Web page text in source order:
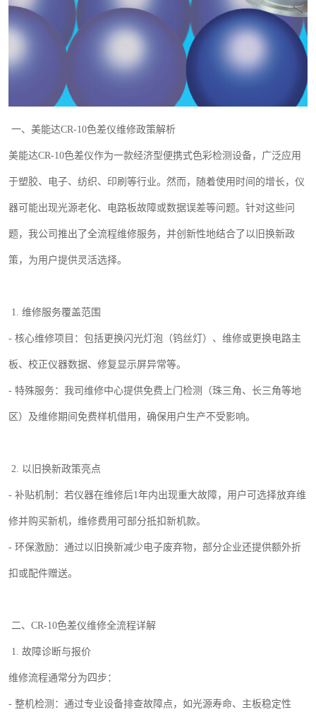
一、美能达CR-10色差仪维修政策解析
美能达CR-10色差仪作为一款经济型便携式色彩检测设备，广泛应用
于塑胶、电子、纺织、印刷等行业。然而，随着使用时间的增长，仪
器可能出现光源老化、电路板故障或数据误差等问题。针对这些问
题， 我公司 推出了全流程维修服务，并创新性地结合了以旧换新政
策，为用户提供灵活选择。
1. 维修服务覆盖范围
- 核心维修项目：包括更换闪光灯泡（钨丝灯）、维修或更换电路主
板、校正仪器数据、修复显示屏异常等。
- 特殊服务： 我司维修中心提供免费上门检测（珠三角、长三角等地
区）及维修期间免费样机借用，确保用户生产不受影响。
2. 以旧换新政策亮点
- 补贴机制：若仪器在维修后1年内出现重大故障，用户可选择放弃维
修并购买新机，维修费用可部分抵扣新机款。
- 环保激励：通过以旧换新减少电子废弃物，部分企业还提供额外折
扣或配件赠送。
二、 CR-10色差仪维修全流程详解
1. 故障诊断与报价
维修流程通常分为四步：
- 整机检测：通过专业设备排查故障点，如光源寿命、主板稳定性